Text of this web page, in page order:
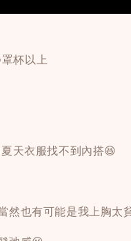
罩杯以上
天衣服找不到內搭😆
然也有可能是我上胸太